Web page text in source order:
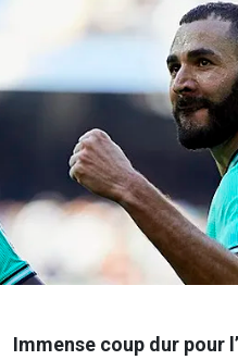
Immense coup dur pour